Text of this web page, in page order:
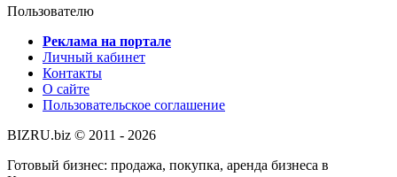
Пользователю
Реклама на портале
Личный кабинет
Контакты
О сайте
Пользовательское соглашение
BIZRU.biz © 2011 - 2026
Готовый бизнес: продажа, покупка, аренда бизнеса в